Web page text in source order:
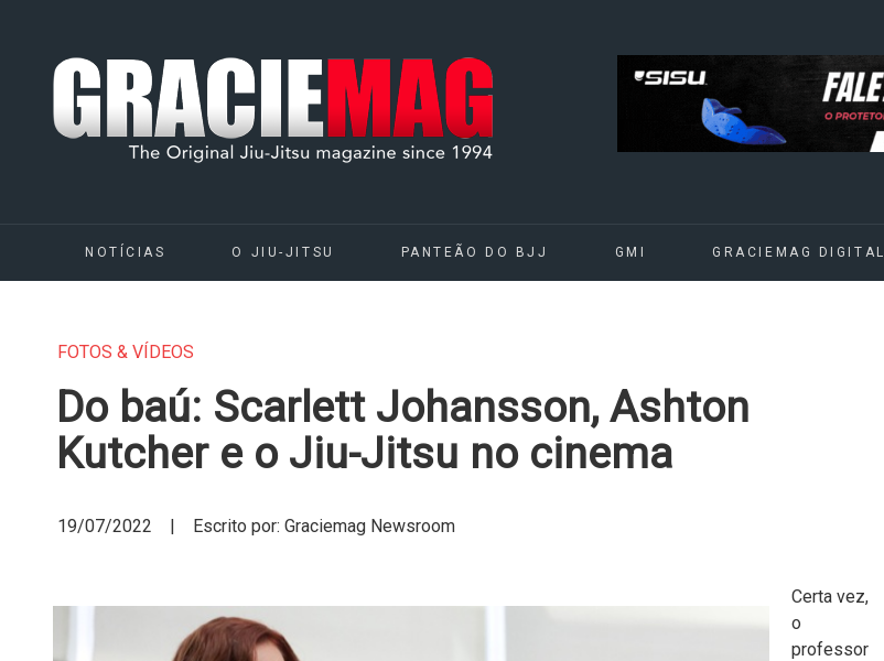
NOTÍCIAS O JIU-JITSU PANTEÃO DO BJJ GMI GRACIEMAG DIGITAL
FOTOS & VÍDEOS
Do baú: Scarlett Johansson, Ashton
Kutcher e o Jiu-Jitsu no cinema
19/07/2022 | Escrito por: Graciemag Newsroom
Certa vez,
o
professor